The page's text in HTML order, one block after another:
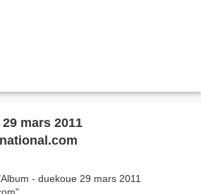
mars 2011